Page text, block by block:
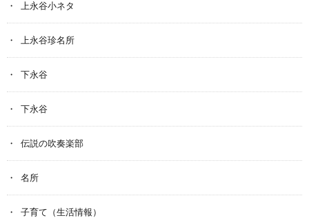
上永谷小ネタ
上永谷珍名所
下永谷
下永谷
伝説の吹奏楽部
名所
子育て（生活情報）